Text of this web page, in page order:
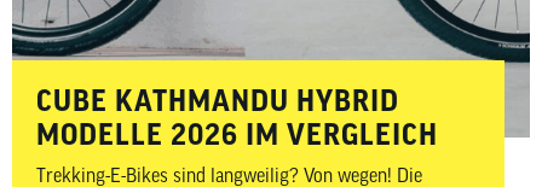
CUBE KATHMANDU HYBRID
MODELLE 2026 IM VERGLEICH
Trekking-E-Bikes sind langweilig? Von wegen! Die